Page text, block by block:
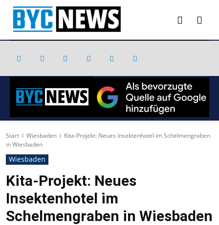
Start Wiesbaden
Kita-Projekt: Neues Insektenhotel im Schelmengraben
in Wiesbaden
Wiesbaden
Kita-Projekt: Neues
Insektenhotel im
Schelmengraben in Wiesbaden